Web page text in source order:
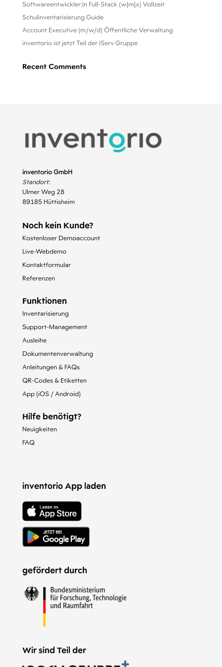
Softwareentwickler:in Full-Stack (w|m|x) Vollzeit
Schulinventarisierung Guide
Account Executive (m/w/d) Öffentliche Verwaltung
inventorio ist jetzt Teil der IServ Gruppe
Recent Comments
inventorio GmbH
Standort:
Ulmer Weg 28
89185 Hüttisheim
Noch kein Kunde?
Kostenloser Demoaccount
Live-Webdemo
Kontaktformular
Referenzen
Funktionen
Inventarisierung
Support-Management
Ausleihe
Dokumentenverwaltung
Anleitungen & FAQs
QR-Codes & Etiketten
App (iOS / Android)
Hilfe benötigt?
Neuigkeiten
FAQ
inventorio App laden
gefördert durch
Wir sind Teil der